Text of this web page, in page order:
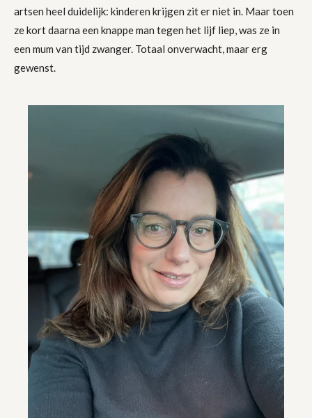
artsen heel duidelijk: kinderen krijgen zit er niet in. Maar toen
ze kort daarna een knappe man tegen het lijf liep, was ze in
een mum van tijd zwanger. Totaal onverwacht, maar erg
gewenst.